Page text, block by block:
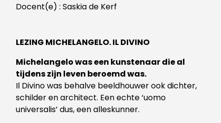
Docent(e) : Saskia de Kerf
LEZING MICHELANGELO. IL DIVINO
Michelangelo was een kunstenaar die al
tijdens zijn leven beroemd was.
Il Divino was behalve beeldhouwer ook dichter,
schilder en architect. Een echte ‘uomo
universalis’ dus, een alleskunner.